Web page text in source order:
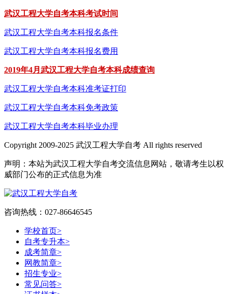
武汉工程大学自考本科考试时间
武汉工程大学自考本科报名条件
武汉工程大学自考本科报名费用
2019年4月武汉工程大学自考本科成绩查询
武汉工程大学自考本科准考证打印
武汉工程大学自考本科免考政策
武汉工程大学自考本科毕业办理
Copyright 2009-2025 武汉工程大学自考 All rights reserved
声明：本站为武汉工程大学自考交流信息网站，敬请考生以权
威部门公布的正式信息为准
咨询热线：027-86646545
学校首页>
自考专升本>
成考简章>
网教简章>
招生专业>
常见问答>